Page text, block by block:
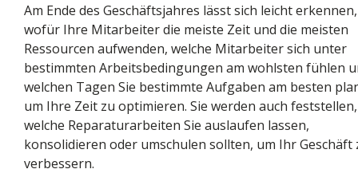
Am Ende des Geschäftsjahres lässt sich leicht erkennen,
wofür Ihre Mitarbeiter die meiste Zeit und die meisten
Ressourcen aufwenden, welche Mitarbeiter sich unter
bestimmten Arbeitsbedingungen am wohlsten fühlen
welchen Tagen Sie bestimmte Aufgaben am besten
um Ihre Zeit zu optimieren. Sie werden auch feststellen,
welche Reparaturarbeiten Sie auslaufen lassen,
konsolidieren oder umschulen sollten, um Ihr Geschäft
verbessern.